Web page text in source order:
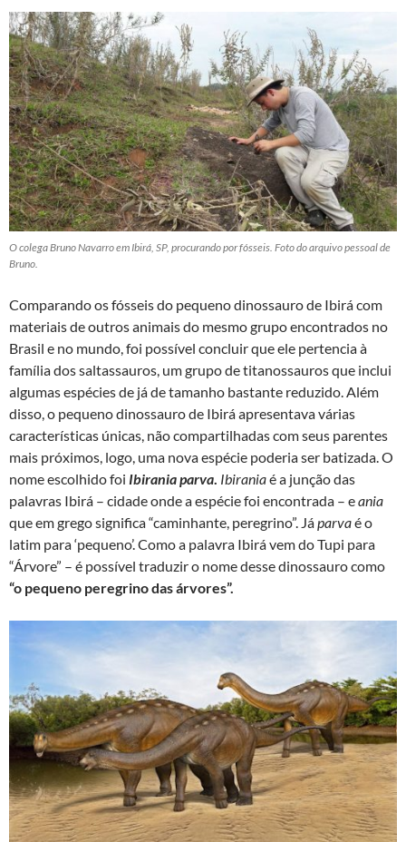
O colega Bruno Navarro em Ibirá, SP, procurando por fósseis. Foto do arquivo pessoal de
Bruno.
Comparando os fósseis do pequeno dinossauro de Ibirá com
materiais de outros animais do mesmo grupo encontrados no
Brasil e no mundo, foi possível concluir que ele pertencia à
família dos saltassauros, um grupo de titanossauros que inclui
algumas espécies de já de tamanho bastante reduzido. Além
disso, o pequeno dinossauro de Ibirá apresentava várias
características únicas, não compartilhadas com seus parentes
mais próximos, logo, uma nova espécie poderia ser batizada. O
nome escolhido foi Ibirania parva Ibiraniaé a junção das
palavras Ibirá – cidade onde a espécie foi encontrada – eania
que em grego significa “caminhante, peregrino”. Jáparvaé o
latim para ‘pequeno’. Como a palavra Ibirá vem do Tupi para
“Árvore” – é possível traduzir o nome desse dinossauro como
“o pequeno peregrino das árvores”.